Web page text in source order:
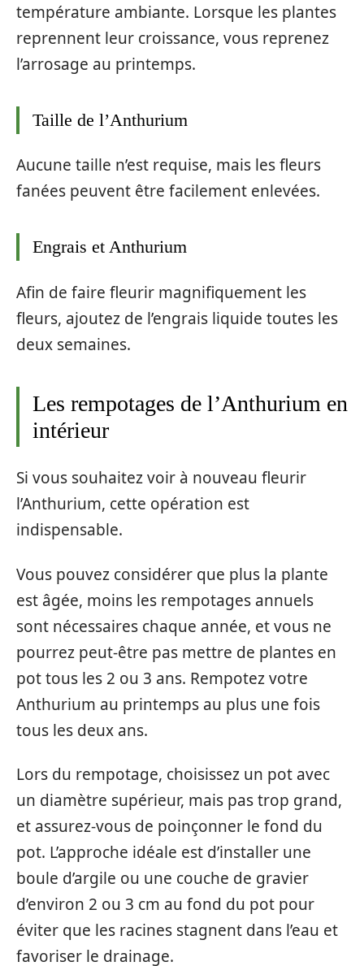
température ambiante. Lorsque les plantes
reprennent leur croissance, vous reprenez
l’arrosage au printemps.
Taille de l’Anthurium
Aucune taille n’est requise, mais les fleurs
fanées peuvent être facilement enlevées.
Engrais et Anthurium
Afin de faire fleurir magnifiquement les
fleurs, ajoutez de l’engrais liquide toutes les
deux semaines.
Les rempotages de l’Anthurium en
intérieur
Si vous souhaitez voir à nouveau fleurir
l’Anthurium, cette opération est
indispensable.
Vous pouvez considérer que plus la plante
est âgée, moins les rempotages annuels
sont nécessaires chaque année, et vous ne
pourrez peut-être pas mettre de plantes en
pot tous les 2 ou 3 ans. Rempotez votre
Anthurium au printemps au plus une fois
tous les deux ans.
Lors du rempotage, choisissez un pot avec
un diamètre supérieur, mais pas trop grand,
et assurez-vous de poinçonner le fond du
pot. L’approche idéale est d’installer une
boule d’argile ou une couche de gravier
d’environ 2 ou 3 cm au fond du pot pour
éviter que les racines stagnent dans l’eau et
favoriser le drainage.